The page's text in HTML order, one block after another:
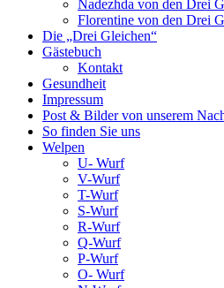
Nadezhda von den Drei
Florentine von den Drei
Die „Drei Gleichen“
Gästebuch
Kontakt
Gesundheit
Impressum
Post & Bilder von unserem
So finden Sie uns
Welpen
U- Wurf
V-Wurf
T-Wurf
S-Wurf
R-Wurf
Q-Wurf
P-Wurf
O- Wurf